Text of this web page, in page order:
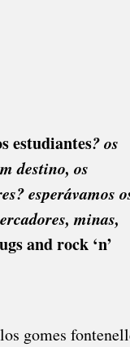
estudiantes? os
destino, os
esperávamos
minas,
and rock ‘n’
gomes